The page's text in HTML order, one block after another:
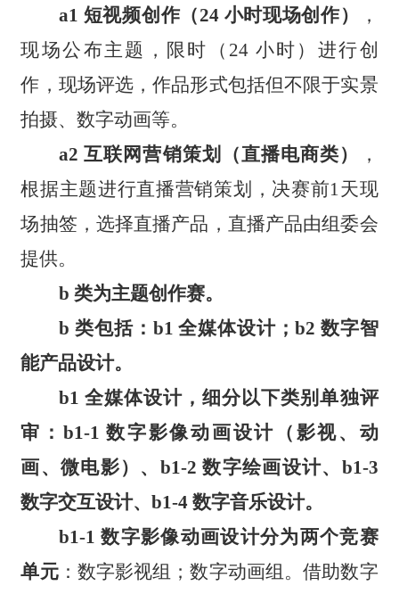
a1 短视频创作（24 小时现场创作）
，
现场公布主题，限时（24 小时）进行创
作，现场评选，作品形式包括但不限于实景
拍摄、数字动画等。
a2 互联网营销策划（直播电商类）
，
根据主题进行直播营销策划，决赛前1天现
场抽签，选择直播产品，直播产品由组委会
提供。
b 类为主题创作赛。
b 类包括：b1 全媒体设计；b2 数字智
能产品设计。
b1 全媒体设计，细分以下类别单独评
审：b1-1 数字影像动画设计（影视、动
画、微电影）、b1-2 数字绘画设计、b1-3
数字交互设计、b1-4 数字音乐设计。
b1-1 数字影像动画设计分为两个竞赛
单元：数字影视组；数字动画组。借助数字